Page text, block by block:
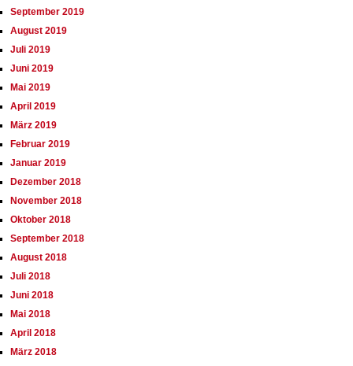
September 2019
August 2019
Juli 2019
Juni 2019
Mai 2019
April 2019
März 2019
Februar 2019
Januar 2019
Dezember 2018
November 2018
Oktober 2018
September 2018
August 2018
Juli 2018
Juni 2018
Mai 2018
April 2018
März 2018